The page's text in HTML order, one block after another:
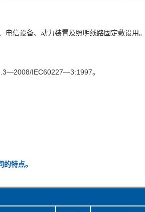
信设备、动力装置及照明线路固定敷设用。
IEC60227—3:1997。
特点。